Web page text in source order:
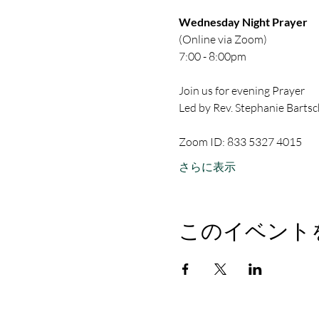
Wednesday Night Prayer
(Online via Zoom)
7:00 - 8:00pm
Join us for evening Prayer
Led by Rev. Stephanie
Zoom ID: 833 5327 4015
さらに表示
このイベント